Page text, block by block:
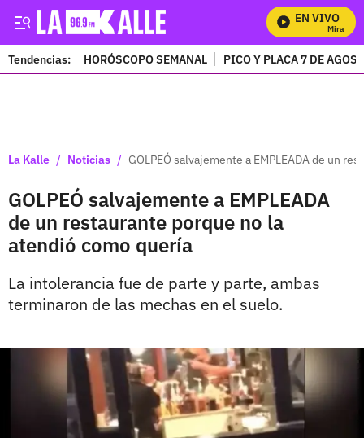
EN VIVO
Mira
Tendencias: HORÓSCOPO SEMANAL PICO Y PLACA 7 DE
La Kalle / Noticias / GOLPEÓ salvajemente a EMPLEADA de un
GOLPEÓ salvajemente a EMPLEADA
de un restaurante porque no la
atendió como quería
La intolerancia fue de parte y parte, ambas
terminaron de las mechas en el suelo.